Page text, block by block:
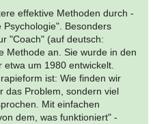
effektive Methoden durch -
Besonders
"Coach" (auf deutsch:
Methode an. Sie wurde in den
etwa um 1980 entwickelt.
ist: Wie finden wir
das Problem, sondern viel
Mit einfachen
dem, was funktioniert" -